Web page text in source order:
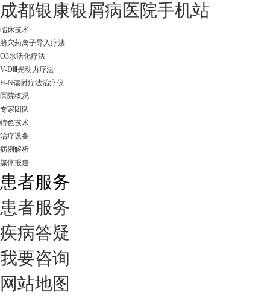
成都银康银屑病医院手机站
临床技术
脐穴药离子导入疗法
O3水活化疗法
V-DⅢ光动力疗法
H-N镭射疗法治疗仪
医院概况
专家团队
特色技术
治疗设备
病例解析
媒体报道
患者服务
患者服务
疾病答疑
我要咨询
网站地图